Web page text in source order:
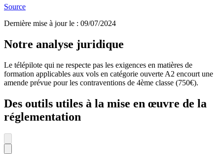
Source
Dernière mise à jour le : 09/07/2024
Notre analyse juridique
Le télépilote qui ne respecte pas les exigences en matières de
formation applicables aux vols en catégorie ouverte A2 encourt une
amende prévue pour les contraventions de 4ème classe (750€).
Des outils utiles à la mise en œuvre de la
réglementation